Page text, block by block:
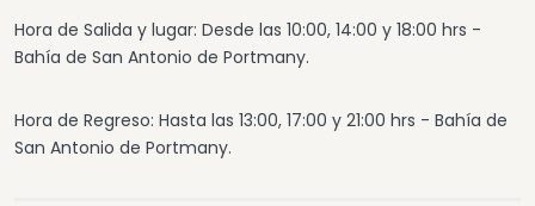
Hora de Salida y lugar: Desde las 10:00, 14:00 y 18:00 hrs -
Bahía de San Antonio de Portmany.
Hora de Regreso: Hasta las 13:00, 17:00 y 21:00 hrs - Bahía de
San Antonio de Portmany.